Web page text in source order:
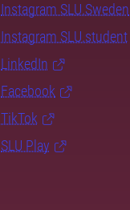
Instagram SLU.Sweden
Instagram SLU.student
LinkedIn
Facebook
TikTok
SLU Play